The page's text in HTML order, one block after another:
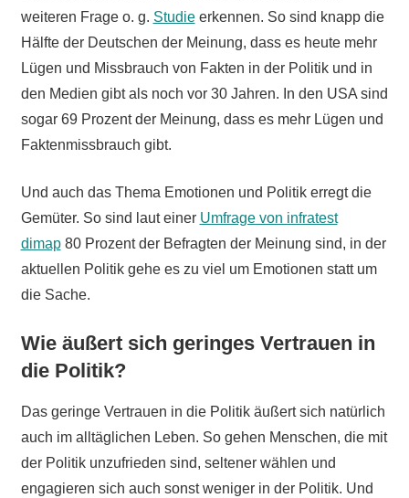
weiteren Frage o. g. Studieerkennen. So sind knapp die
Hälfte der Deutschen der Meinung, dass es heute mehr
Lügen und Missbrauch von Fakten in der Politik und in
den Medien gibt als noch vor 30 Jahren. In den USA sind
sogar 69 Prozent der Meinung, dass es mehr Lügen und
Faktenmissbrauch gibt.
Und auch das Thema Emotionen und Politik erregt die
Gemüter. So sind laut einer Umfrage von infratest
dimap80 Prozent der Befragten der Meinung sind, in der
aktuellen Politik gehe es zu viel um Emotionen statt um
die Sache.
Wie äußert sich geringes Vertrauen in
die Politik?
Das geringe Vertrauen in die Politik äußert sich natürlich
auch im alltäglichen Leben. So gehen Menschen, die mit
der Politik unzufrieden sind, seltener wählen und
engagieren sich auch sonst weniger in der Politik. Und